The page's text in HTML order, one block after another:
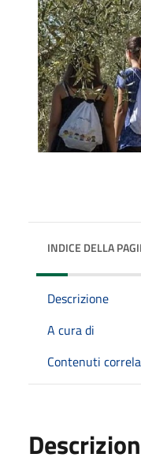
INDICE DELLA
Descrizione
A cura di
Contenuti